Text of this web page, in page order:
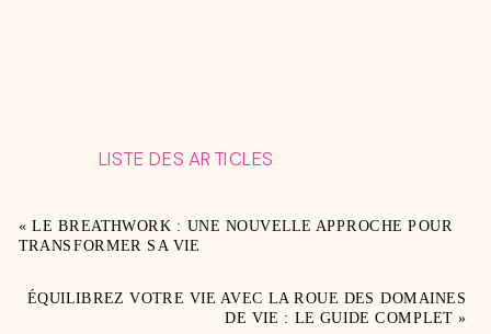
«LE BREATHWORK : UNE NOUVELLE APPROCHE POUR
TRANSFORMER SA VIE
LISTE DES ARTICLES
ÉQUILIBREZ VOTRE VIE AVEC LA ROUE DES DOMAINES
DE VIE : LE GUIDE COMPLET »